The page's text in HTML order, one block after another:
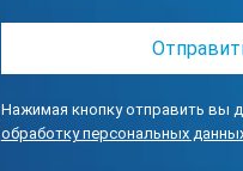
Нажимая кнопку отправить вы
обработку персональных